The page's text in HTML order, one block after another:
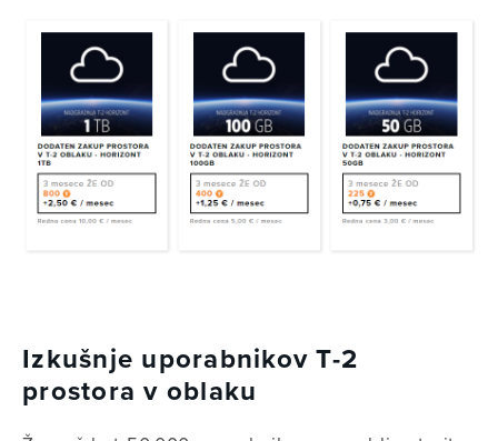
Izkušnje uporabnikov T-2
prostora v oblaku